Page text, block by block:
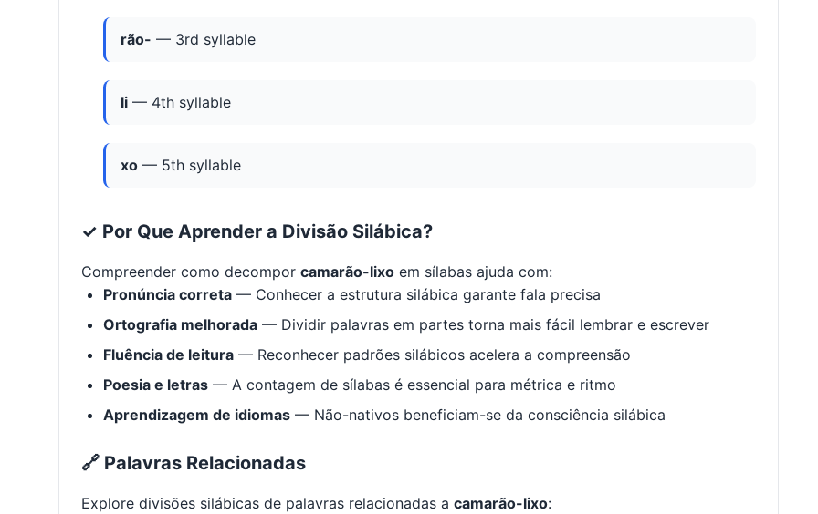
rão- — 3rd syllable
li — 4th syllable
xo — 5th syllable
✓ Por Que Aprender a Divisão Silábica?
Compreender como decompor camarão-lixo em sílabas ajuda com:
Pronúncia correta — Conhecer a estrutura silábica garante fala precisa
Ortografia melhorada — Dividir palavras em partes torna mais fácil lembrar e escrever
Fluência de leitura — Reconhecer padrões silábicos acelera a compreensão
Poesia e letras — A contagem de sílabas é essencial para métrica e ritmo
Aprendizagem de idiomas — Não-nativos beneficiam-se da consciência silábica
🔗 Palavras Relacionadas
Explore divisões silábicas de palavras relacionadas a camarão-lixo: